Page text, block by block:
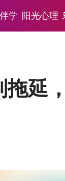
学 阳光心理
拖延